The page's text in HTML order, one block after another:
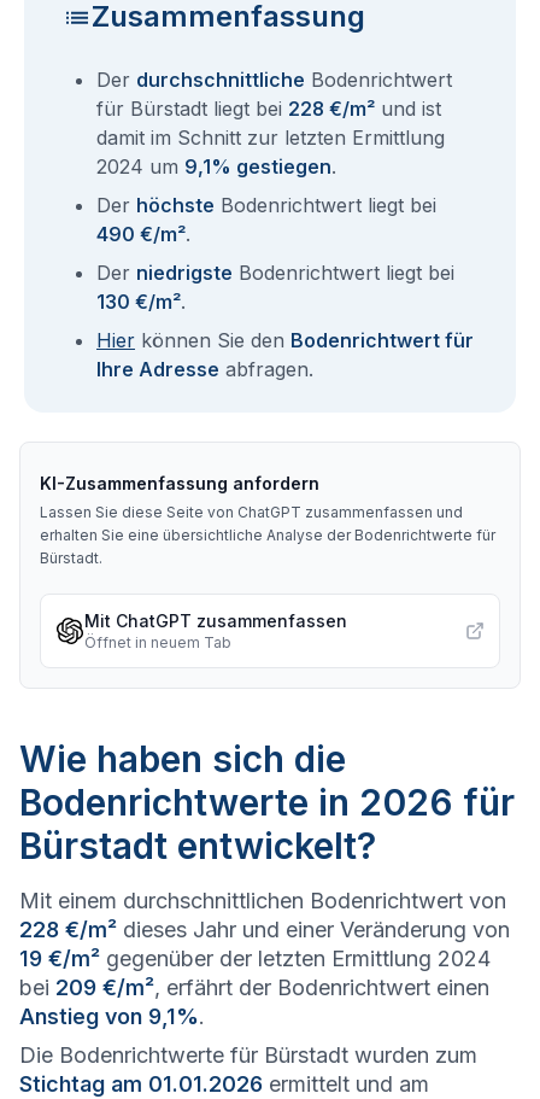
Zusammenfassung
Der durchschnittliche Bodenrichtwert
für Bürstadt liegt bei 228 €/m² und ist
damit im Schnitt zur letzten Ermittlung
2024 um 9,1% gestiegen.
Der höchste Bodenrichtwert liegt bei
490 €/m².
Der niedrigste Bodenrichtwert liegt bei
130 €/m².
Hier können Sie den Bodenrichtwert für
Ihre Adresse abfragen.
KI-Zusammenfassung anfordern
Lassen Sie diese Seite von ChatGPT zusammenfassen und
erhalten Sie eine übersichtliche Analyse der Bodenrichtwerte für
Bürstadt.
Mit ChatGPT zusammenfassen
Öffnet in neuem Tab
Wie haben sich die
Bodenrichtwerte in 2026 für
Bürstadt entwickelt?
Mit einem durchschnittlichen Bodenrichtwert von
228 €/m² dieses Jahr und einer Veränderung von
19 €/m² gegenüber der letzten Ermittlung 2024
bei 209 €/m², erfährt der Bodenrichtwert einen
Anstieg von 9,1%.
Die Bodenrichtwerte für Bürstadt wurden zum
Stichtag am 01.01.2026 ermittelt und am